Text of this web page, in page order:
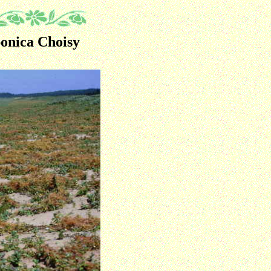
Choisy